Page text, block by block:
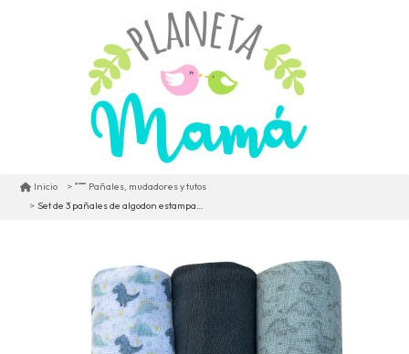
Inicio
Pañales, mudadores y tutos
Set de 3 pañales de algodon estampados